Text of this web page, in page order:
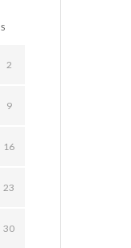
S
2
9
16
23
30